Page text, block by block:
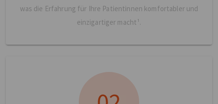
was die Erfahrung für Ihre Patientinnen komfortabler und
einzigartiger macht¹.